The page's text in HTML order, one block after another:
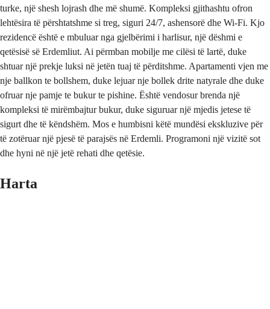
turke, një shesh lojrash dhe më shumë. Kompleksi gjithashtu ofron
lehtësira të përshtatshme si treg, siguri 24/7, ashensorë dhe Wi-Fi. Kjo
rezidencë është e mbuluar nga gjelbërimi i harlisur, një dëshmi e
qetësisë së Erdemliut. Ai përmban mobilje me cilësi të lartë, duke
shtuar një prekje luksi në jetën tuaj të përditshme. Apartamenti vjen me
nje ballkon te bollshem, duke lejuar nje bollek drite natyrale dhe duke
ofruar nje pamje te bukur te pishine. Është vendosur brenda një
kompleksi të mirëmbajtur bukur, duke siguruar një mjedis jetese të
sigurt dhe të këndshëm. Mos e humbisni këtë mundësi ekskluzive për
të zotëruar një pjesë të parajsës në Erdemli. Programoni një vizitë sot
dhe hyni në një jetë rehati dhe qetësie.
Harta